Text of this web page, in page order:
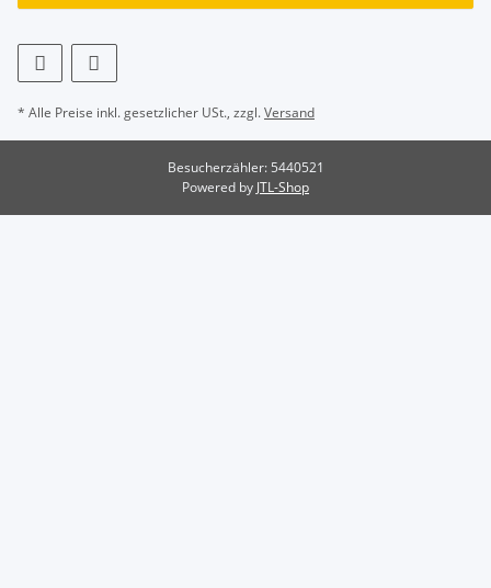
* Alle Preise inkl. gesetzlicher USt., zzgl.Versand
Besucherzähler: 5440521
Powered by JTL-Shop